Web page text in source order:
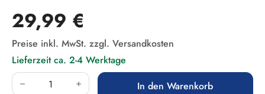
Regulärer Preis:
29,99 €
Preise inkl. MwSt. zzgl. Versandkosten
Lieferzeit ca. 2-4 Werktage
Produkt Anzahl: Gib den gewünschten Wert
In den Warenkorb